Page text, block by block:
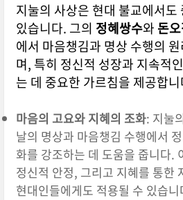
지눌의 사상은 현대 불교에서도
있습니다. 그의 정혜쌍수와 돈
에서 마음챙김과 명상 수행의
며, 특히 정신적 성장과 지속적
는 데 중요한 가르침을 제공합
마음의 고요와 지혜의 조화: 지눌
날의 명상과 마음챙김 수행에서
화를 강조하는 데 도움을 줍니다.
정신적 안정, 그리고 지혜를 통한
현대인들에게도 적용될 수 있습니